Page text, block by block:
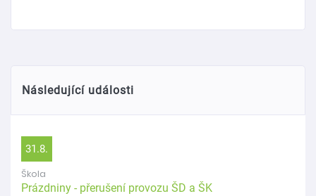
Následující události
31.8.
Škola
Prázdniny - přerušení provozu ŠD a ŠK